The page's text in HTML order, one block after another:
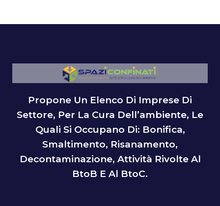
Propone Un Elenco Di Imprese Di
Settore, Per La Cura Dell’ambiente, Le
Quali Si Occupano Di: Bonifica,
Smaltimento, Risanamento,
Decontaminazione, Attività Rivolte Al
BtoB E Al BtoC.